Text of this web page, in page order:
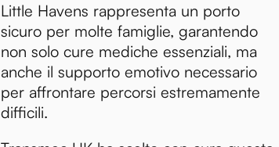
Little Havens rappresenta un porto
sicuro per molte famiglie, garantendo
non solo cure mediche essenziali, ma
anche il supporto emotivo necessario
per affrontare percorsi estremamente
difficili.